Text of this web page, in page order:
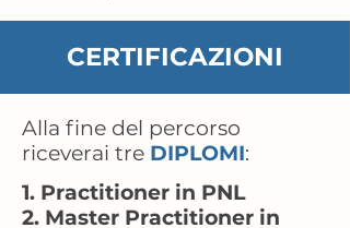
CERTIFICAZIONI
Alla fine del percorso
riceverai tre DIPLOMI:
1. Practitioner in PNL
2. Master Practitioner in